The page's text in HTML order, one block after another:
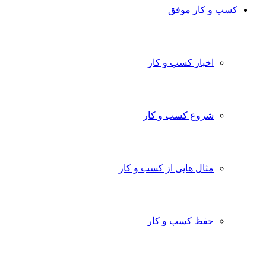
و کار موفق
اخبار کسب و کار
شروع کسب و کار
مثال هایی از کسب و کار
حفظ کسب و کار